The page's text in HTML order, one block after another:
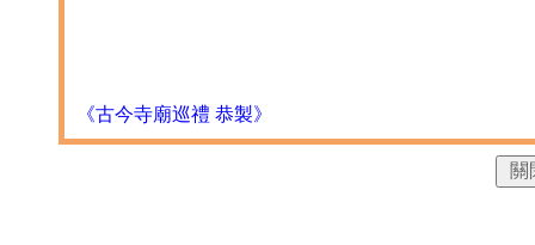
《古今寺廟巡禮 恭製》